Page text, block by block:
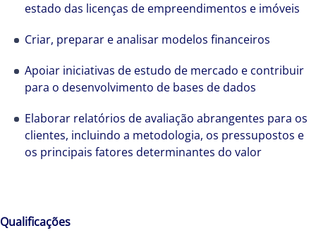
estado das licenças de empreendimentos e imóveis
Criar, preparar e analisar modelos financeiros
Apoiar iniciativas de estudo de mercado e contribuir
para o desenvolvimento de bases de dados
Elaborar relatórios de avaliação abrangentes para os
clientes, incluindo a metodologia, os pressupostos e
os principais fatores determinantes do valor
Qualificações